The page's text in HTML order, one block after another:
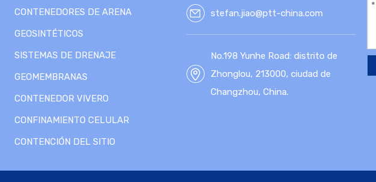
CONTENEDORES DE ARENA
GEOSINTÉTICOS
SISTEMAS DE DRENAJE
GEOMEMBRANAS
CONTENEDOR VIVERO
CONFINAMIENTO CELULAR
CONTENCIÓN DEL SITIO
stefan.jiao@ptt-china.com
No.198 Yunhe Road: distrito de
Zhonglou, 213000, ciudad de
Changzhou, China.